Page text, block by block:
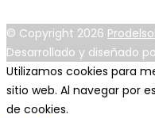
© Copyright 2026 Prodelsol
Desarrollado y diseñado
Utilizamos cookies para
sitio web. Al navegar por
de cookies.